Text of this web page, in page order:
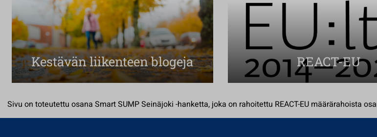
Kestävän liikenteen blogeja REACT-EU
Sivu on toteutettu osana Smart SUMP Seinäjoki -hanketta, joka on rahoitettu REACT-EU määrärahoista